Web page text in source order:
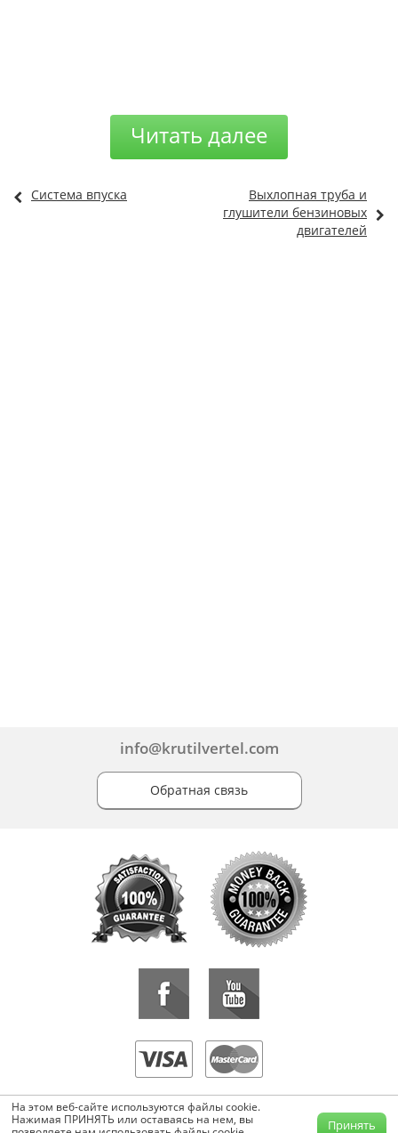
Читать далее
Система впуска
Выхлопная труба и
глушители бензиновых
двигателей
info@krutilvertel.com
Обратная связь
«KrutilVertel» © 2015-2026 Все права защищены.
Копирование, перепечатка, либо использование материалов данной
страницы для воспроизведения, переноса на другие носители
На этом веб-сайте используются файлы cookie.
Нажимая ПРИНЯТЬ или оставаясь на нем, вы
Принять